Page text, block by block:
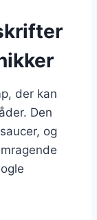
der kan
Den
og